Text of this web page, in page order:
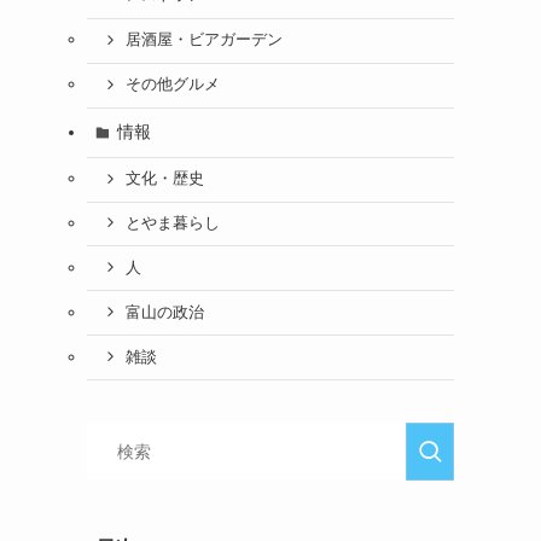
居酒屋・ビアガーデン
その他グルメ
情報
文化・歴史
とやま暮らし
人
富山の政治
雑談